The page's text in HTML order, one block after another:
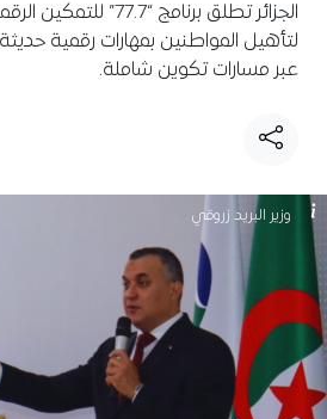
لتأهيل المواطنين بمهارات رقمية
عبر مسارات تكوين شاملة.
وزير البريد زروقي